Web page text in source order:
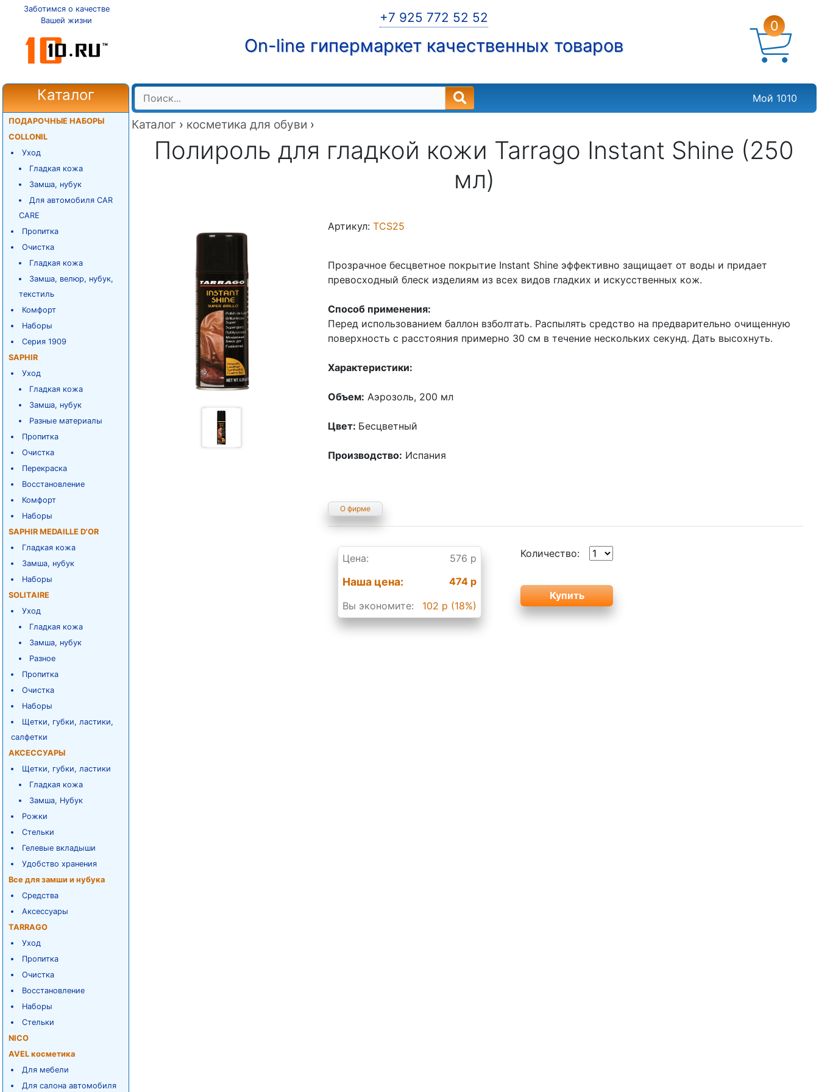
Заботимся о качестве
Вашей жизни
+7 925 772 52 52
On-line гипермаркет качественных товаров
0
Каталог
ПОДАРОЧНЫЕ НАБОРЫ
COLLONIL
Уход
Гладкая кожа
Замша, нубук
Для автомобиля CAR
CARE
Пропитка
Очистка
Гладкая кожа
Замша, велюр, нубук,
текстиль
Комфорт
Наборы
Серия 1909
SAPHIR
Уход
Гладкая кожа
Замша, нубук
Разные материалы
Пропитка
Очистка
Перекраска
Восстановление
Комфорт
Наборы
SAPHIR MEDAILLE D'OR
Гладкая кожа
Замша, нубук
Наборы
SOLITAIRE
Уход
Гладкая кожа
Замша, нубук
Разное
Пропитка
Очистка
Наборы
Щетки, губки, ластики,
салфетки
АКСЕССУАРЫ
Щетки, губки, ластики
Гладкая кожа
Замша, Нубук
Рожки
Стельки
Гелевые вкладыши
Удобство хранения
Все для замши и нубука
Средства
Аксессуары
TARRAGO
Уход
Пропитка
Очистка
Восстановление
Наборы
Стельки
NICO
AVEL косметика
Для мебели
Для салона автомобиля
Мой 1010
Каталог › косметика для обуви ›
Полироль для гладкой кожи Tarrago Instant Shine (250
мл)
Артикул:TCS25
Прозрачное бесцветное покрытие Instant Shine эффективно защищает от воды и придает
превосходный блеск изделиям из всех видов гладких и искусственных кож.
Способ применения:
Перед использованием баллон взболтать. Распылять средство на предварительно очищенную
поверхность с расстояния примерно 30 см в течение нескольких секунд. Дать высохнуть.
Характеристики:
Объем: Аэрозоль, 200 мл
Цвет: Бесцветный
Производство: Испания
О фирме
Цена: 576 р
Наша цена:
474 р
Вы экономите:
102 р (18%)
Количество: